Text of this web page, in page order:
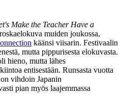
Make the Teacher Have a
muiden joukossa,
käänsi viisarin. Festivaalin
mutta pippurisesta elokuvasta.
hieno, mutta lähes
entisestään. Runsasta vuotta
on vihdoin Japanin
pian myös laajemmassa